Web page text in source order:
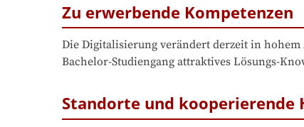
Zu erwerbende Kompetenzen
Die Digitalisierung verändert derzeit in hohem
Bachelor-Studiengang attraktives Lösungs-
Standorte und kooperierende